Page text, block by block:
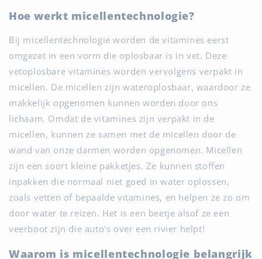
Hoe werkt micellentechnologie?
Bij micellentechnologie worden de vitamines eerst
omgezet in een vorm die oplosbaar is in vet. Deze
vetoplosbare vitamines worden vervolgens verpakt in
micellen. De micellen zijn wateroplosbaar, waardoor ze
makkelijk opgenomen kunnen worden door ons
lichaam. Omdat de vitamines zijn verpakt in de
micellen, kunnen ze samen met de micellen door de
wand van onze darmen worden opgenomen. Micellen
zijn een soort kleine pakketjes. Ze kunnen stoffen
inpakken die normaal niet goed in water oplossen,
zoals vetten of bepaalde vitamines, en helpen ze zo om
door water te reizen. Het is een beetje alsof ze een
veerboot zijn die auto's over een rivier helpt!
Waarom is micellentechnologie belangrijk